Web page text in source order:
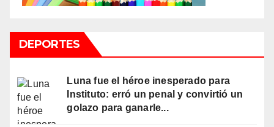
DEPORTES
Luna fue el héroe inesperado para
Instituto: erró un penal y convirtió un
golazo para ganarle...